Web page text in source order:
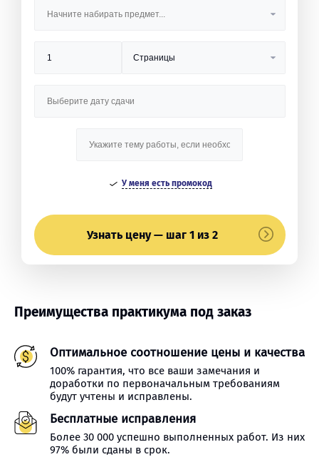
У меня есть промокод
Узнать цену — шаг 1 из 2
Преимущества практикума под заказ
Оптимальное соотношение цены и качества
100% гарантия, что все ваши замечания и
доработки по первоначальным требованиям
будут учтены и исправлены.
Бесплатные исправления
Более 30 000 успешно выполненных работ. Из них
97% были сданы в срок.